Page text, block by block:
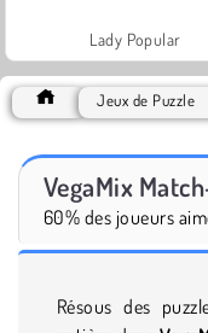
Lady Popular
Jeux de Puzzle
VegaMix
60% des joueurs
Résous des